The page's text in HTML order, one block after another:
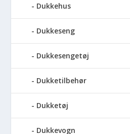
Dukkehus
Dukkeseng
Dukkesengetøj
Dukketilbehør
Dukketøj
Dukkevogn